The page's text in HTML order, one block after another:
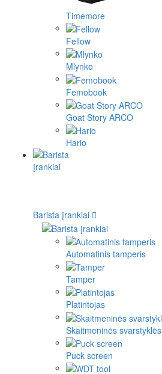
Timemore
Fellow
Mlynko
Femobook
Goat Story ARCO
Hario
Barista įrankiai
Automatinis tamperis
Tamper
Platintojas
Skaitmeninės svarstyklės
Puck screen